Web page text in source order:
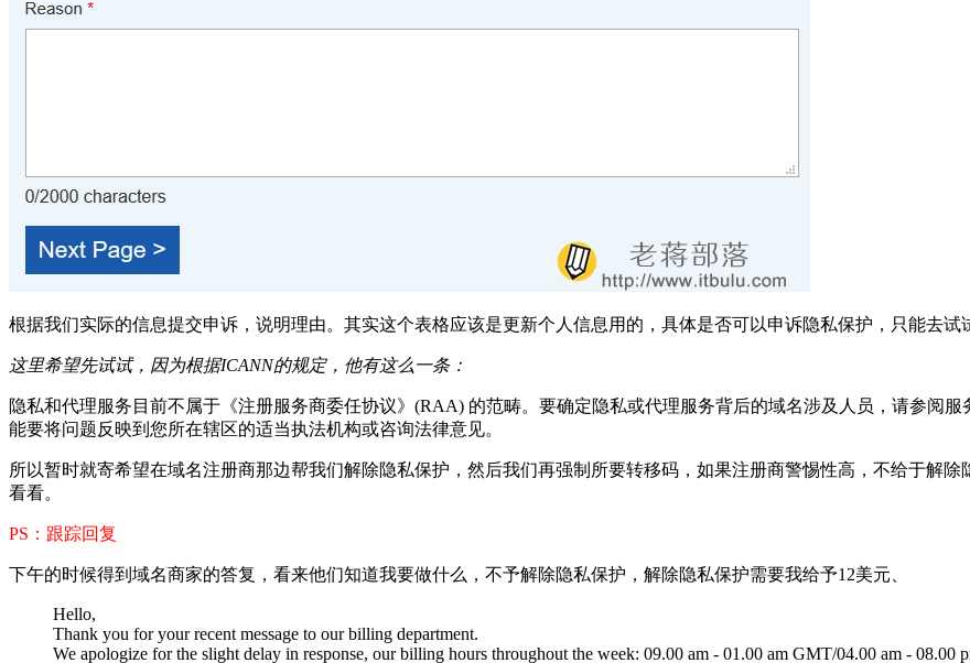
根据我们实际的信息提交申诉，说明理由。其实这个表格应该是更新个人信息用的，具体是否可以申诉隐私保护，只能去试
这里希望先试试，因为根据ICANN的规定，他有这么一条：
隐私和代理服务目前不属于《注册服务商委任协议》(RAA) 的范畴。要确定隐私或代理服务背后的域名涉及人员，请参阅
能要将问题反映到您所在辖区的适当执法机构或咨询法律意见。
所以暂时就寄希望在域名注册商那边帮我们解除隐私保护，然后我们再强制所要转移码，如果注册商警惕性高，不给于解
看看。
PS：跟踪回复
下午的时候得到域名商家的答复，看来他们知道我要做什么，不予解除隐私保护，解除隐私保护需要我给予12美元、
Hello,
Thank you for your recent message to our billing department.
We apologize for the slight delay in response, our billing hours throughout the week: 09.00 am - 01.00 am GMT/04.00 am - 08.00